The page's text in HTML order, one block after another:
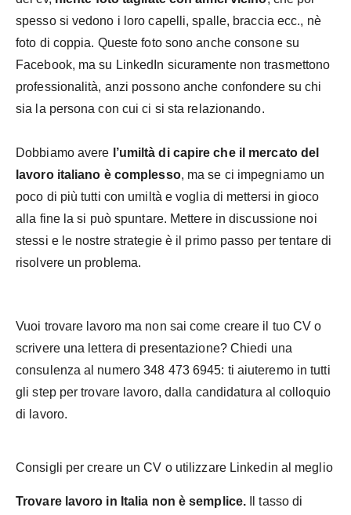
spesso si vedono i loro capelli, spalle, braccia ecc., nè
foto di coppia. Queste foto sono anche consone su
Facebook, ma su LinkedIn sicuramente non trasmettono
professionalità, anzi possono anche confondere su chi
sia la persona con cui ci si sta relazionando.
Dobbiamo avere l’umiltà di capire che il mercato del
lavoro italiano è complesso, ma se ci impegniamo un
poco di più tutti con umiltà e voglia di mettersi in gioco
alla fine la si può spuntare. Mettere in discussione noi
stessi e le nostre strategie è il primo passo per tentare di
risolvere un problema.
Vuoi trovare lavoro ma non sai come creare il tuo CV o
scrivere una lettera di presentazione? Chiedi una
consulenza al numero 348 473 6945: ti aiuteremo in tutti
gli step per trovare lavoro, dalla candidatura al colloquio
di lavoro.
Consigli per creare un CV o utilizzare Linkedin al meglio
Trovare lavoro in Italia non è semplice. Il tasso di